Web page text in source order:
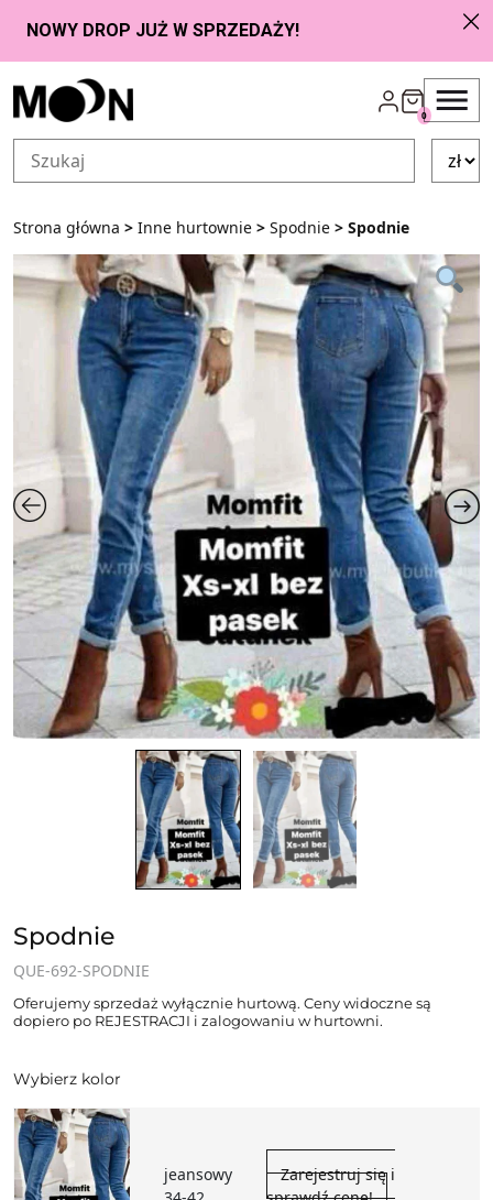
Przejdź do zawartości
0
Strona główna > Inne hurtownie > Spodnie > Spodnie
Spodnie
QUE-692-SPODNIE
Oferujemy sprzedaż wyłącznie hurtową. Ceny widoczne są
dopiero po REJESTRACJI i zalogowaniu w hurtowni.
Wybierz kolor
jeansowy
Zarejestruj się i